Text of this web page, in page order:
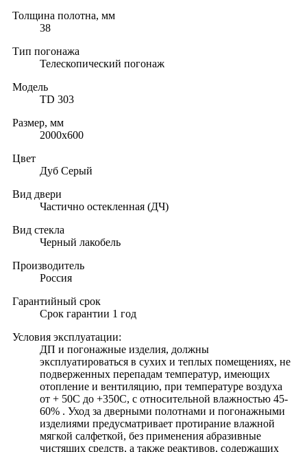
Толщина полотна, мм
38
Тип погонажа
Телескопический погонаж
Модель
TD 303
Размер, мм
2000х600
Цвет
Дуб Серый
Вид двери
Частично остекленная (ДЧ)
Вид стекла
Черный лакобель
Производитель
Россия
Гарантийный срок
Срок гарантии 1 год
Условия эксплуатации:
ДП и погонажные изделия, должны
эксплуатироваться в сухих и теплых помещениях, не
подверженных перепадам температур, имеющих
отопление и вентиляцию, при температуре воздуха
от + 50С до +350С, с относительной влажностью 45-
60% . Уход за дверными полотнами и погонажными
изделиями предусматривает протирание влажной
мягкой салфеткой, без применения абразивные
чистящих средств, а также реактивов, содержащих